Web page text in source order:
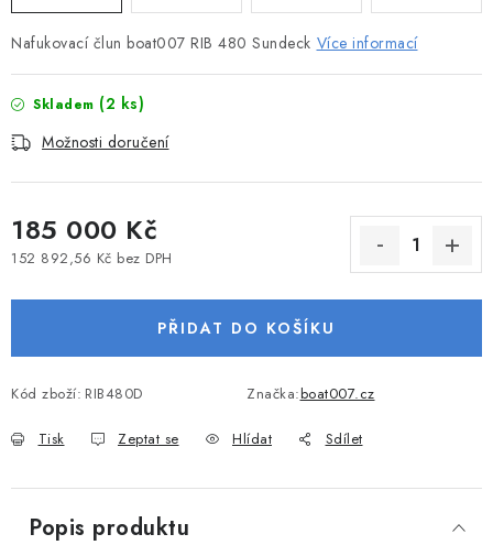
VODNÍ SKŮTRY
KATAMARÁNY - PONTON BOAT
PŘÍSLUŠENSTVÍ K ČLUNŮM
ZNAČKY
Doprava a platba Servis
Reklamace
Obchodní podmínky
Podmínky ochrany osobních údajů
Nafukovací člun boat007 RIB 480 Sundeck Více informací
Skladem (2 ks)
Možnosti doručení
185 000 Kč
152 892,56 Kč bez DPH
PŘIDAT DO KOŠÍKU
Kód zboží: RIB480D Značka:boat007.cz
Tisk Zeptat se Hlídat Sdílet
Popis produktu